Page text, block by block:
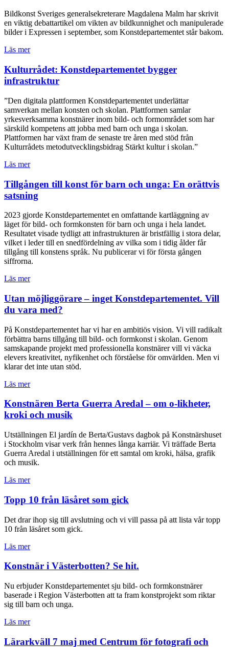
Bildkonst Sveriges generalsekreterare Magdalena Malm har skrivit
en viktig debattartikel om vikten av bildkunnighet och manipulerade
bilder i Expressen i september, som Konstdepartementet står bakom.
Läs mer
Kulturrådet: Konstdepartementet bygger
infrastruktur
”Den digitala plattformen Konstdepartementet underlättar
samverkan mellan konsten och skolan. Plattformen samlar
yrkesverksamma konstnärer inom bild- och formområdet som har
särskild kompetens att jobba med barn och unga i skolan.
Plattformen har växt fram de senaste tre åren med stöd från
Kulturrådets metodutvecklingsbidrag Stärkt kultur i skolan.”
Läs mer
Tillgången till konst för barn och unga: En orättvis
satsning
2023 gjorde Konstdepartementet en omfattande kartläggning av
läget för bild- och formkonsten för barn och unga i hela landet.
Resultatet visade tydligt att infrastrukturen är bristfällig i stora delar,
vilket i leder till en snedfördelning av vilka som i tidig ålder får
tillgång till konstens språk. Nu publicerar vi för första gången
siffrorna.
Läs mer
Utan möjliggörare – inget Konstdepartementet. Vill
du vara med?
På Konstdepartementet har vi har en ambitiös vision. Vi vill radikalt
förbättra barns tillgång till bild- och formkonst i skolan. Genom
samskapande projekt med professionella konstnärer vill vi väcka
elevers kreativitet, nyfikenhet och förståelse för omvärlden. Men vi
klarar det inte utan stöd.
Läs mer
Konstnären Berta Guerra Aredal – om o-likheter,
kroki och musik
Utställningen El jardín de Berta/Gustavs dagbok på Konstnärshuset
i Stockholm visar verk från hennes långa karriär. Vi träffade Berta
Guerra Aredal i utställningen för ett samtal om kroki, hälsa, grafik
och musik.
Läs mer
Topp 10 från läsåret som gick
Det drar ihop sig till avslutning och vi vill passa på att lista vår topp
10 från läsåret som gick.
Läs mer
Konstnär i Västerbotten? Se hit.
Nu erbjuder Konstdepartementet sju bild- och formkonstnärer
baserade i Region Västerbotten att ta fram konstprojekt som riktar
sig till barn och unga.
Läs mer
Lärarkväll 7 maj med Centrum för fotografi och